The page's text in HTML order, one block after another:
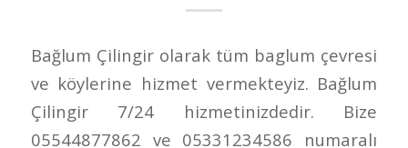
Bağlum Çilingir olarak tüm baglum çevresi
ve köylerine hizmet vermekteyiz. Bağlum
Çilingir 7/24 hizmetinizdedir. Bize
05544877862 ve 05331234586 numaralı